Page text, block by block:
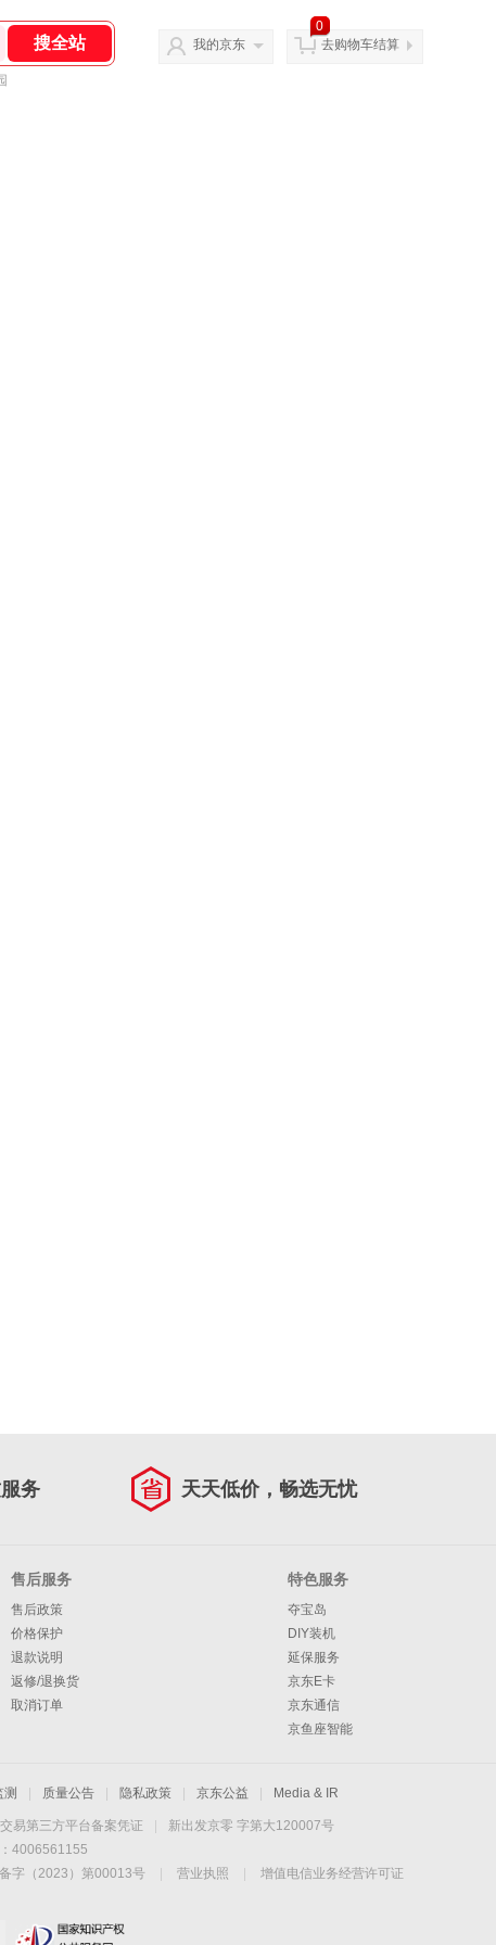
我的京东
0
去购物车结算
务 天天低价，畅选无忧
售后服务
售后政策
价格保护
退款说明
返修/退换货
取消订单
特色服务
夺宝岛
DIY装机
延保服务
京东E卡
京东通信
京鱼座智能
质量公告 隐私政策 京东公益 Media & IR
易第三方平台备案凭证
新出发京零 字第大120007号
4006561155
字（2023）第00013号 营业执照
增值电信业务经营许可证